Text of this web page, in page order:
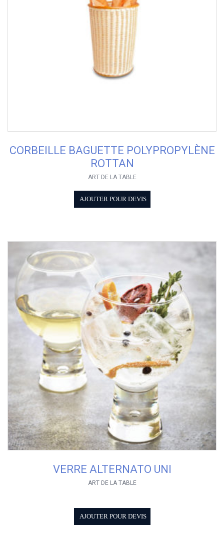
CORBEILLE BAGUETTE POLYPROPYLÈNE
ROTTAN
ART DE LA TABLE
AJOUTER POUR DEVIS
VERRE ALTERNATO UNI
ART DE LA TABLE
AJOUTER POUR DEVIS